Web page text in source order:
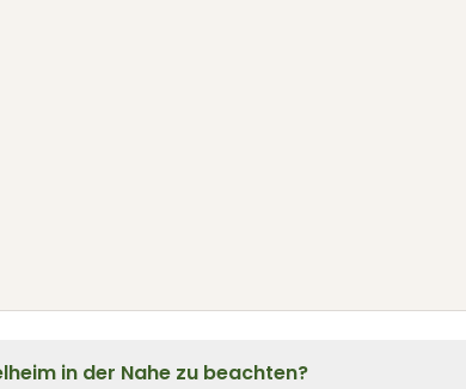
in der Nahe zu beachten?